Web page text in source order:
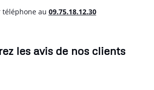
téléphone au 09.75.18.12.30
les avis de nos clients